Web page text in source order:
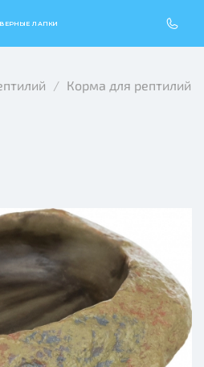
ЛАПКИ
Корма для рептилий